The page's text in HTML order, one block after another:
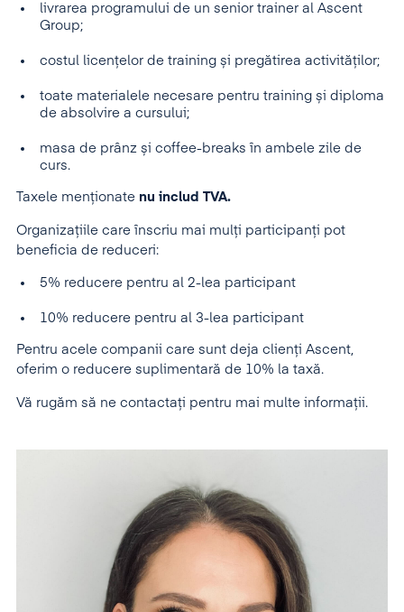
livrarea programului de un senior trainer al Ascent
Group;
costul licențelor de training și pregătirea activităților;
toate materialele necesare pentru training și diploma
de absolvire a cursului;
masa de prânz și coffee-breaks în ambele zile de
curs.
Taxele menționate nu includ TVA.
Organizațiile care înscriu mai mulți participanți pot
beneficia de reduceri:
5% reducere pentru al 2-lea participant
10% reducere pentru al 3-lea participant
Pentru acele companii care sunt deja clienți Ascent,
oferim o reducere suplimentară de 10% la taxă.
Vă rugăm să ne contactați pentru mai multe informații.